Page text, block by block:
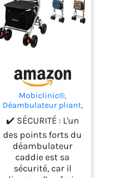
Mobiclinic®,
Déambulateur pliant,
Chariot de courses
avec siège, 21 l,
Coliseo, Marque
europénne, Levier
unique, Acier,
Rembourré, Système
freinage, Sac à
✔️ SÉCURITÉ : L'un
des points forts du
déambulateur
caddie est sa
sécurité, car il